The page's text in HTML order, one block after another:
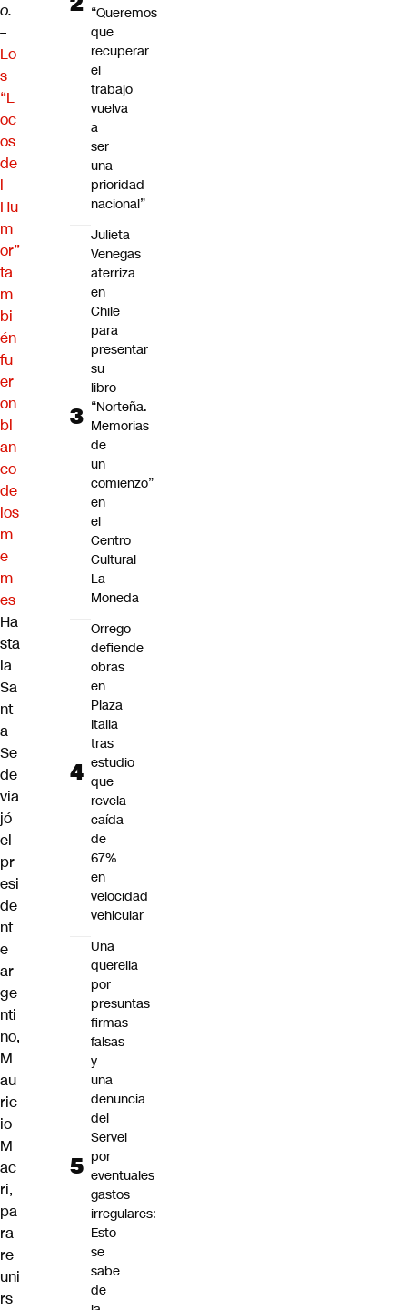
o.
–
Lo
s
“L
oc
os
de
l
Hu
m
or”
ta
m
bi
én
fu
er
on
bl
an
co
de
los
m
e
m
es
Ha
sta
la
Sa
nt
a
Se
de
via
jó
el
pr
esi
de
nt
e
ar
ge
nti
no,
M
au
ric
io
M
ac
ri,
pa
ra
re
uni
rs
“Queremos
que
recuperar
el
trabajo
vuelva
a
ser
una
prioridad
nacional”
Julieta
Venegas
aterriza
en
Chile
para
presentar
su
libro
“Norteña.
Memorias
de
un
comienzo”
en
el
Centro
Cultural
La
Moneda
Orrego
defiende
obras
en
Plaza
Italia
tras
estudio
que
revela
caída
de
67%
en
velocidad
vehicular
Una
querella
por
presuntas
firmas
falsas
y
una
denuncia
del
Servel
por
eventuales
gastos
irregulares:
Esto
se
sabe
de